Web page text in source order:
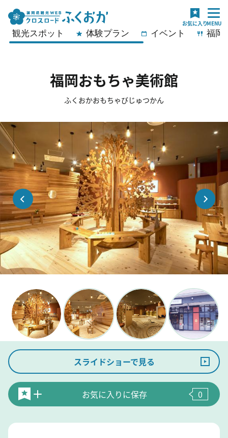
観光スポット 体験プラン イベント 福岡
福岡おもちゃ美術館
ふくおかおもちゃびじゅつかん
スライドショーで見る
お気に入りに保存 0